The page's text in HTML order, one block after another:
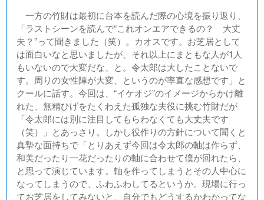
一方の竹財は最初に台本を読んだ際の心境を振り返り、
「ラストシーンを読んで“これオンエアできるの？ 大丈
夫？”って聞きました（笑）。カオスです。お芝居として
は面白いなと思いましたが、それ以上にまともな人が1人
もいないので大変だな、と。令太郎は大したことないで
す。周りの女性陣が大変、というのが率直な感想です」と
クールに話す。今回は、“イケオジ”のイメージからかけ離
れた、無精ひげをたくわえた孤独な夫役に挑む竹財だが
「令太郎には別に注目してもらわなくても大丈夫です
（笑）」とあっさり。しかし役作りの方針について聞くと
真摯な面持ちで「とりあえず今回は令太郎の軸は作らず、
和美だったり一花だったりの軸に合わせて僕が回れたら、
と思って演じています。軸を作ってしまうとその人中心に
なってしまうので、ふわふわしてるというか。現場に行っ
てお芝居をしてみないと、自分でもどうするかわかってな